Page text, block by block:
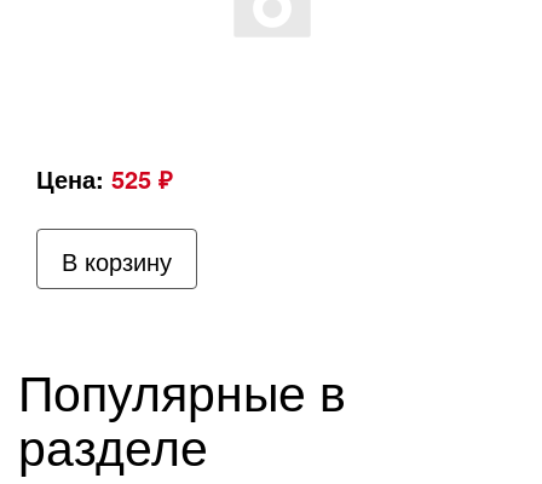
Цена: 525 ₽
В корзину
Популярные в
разделе